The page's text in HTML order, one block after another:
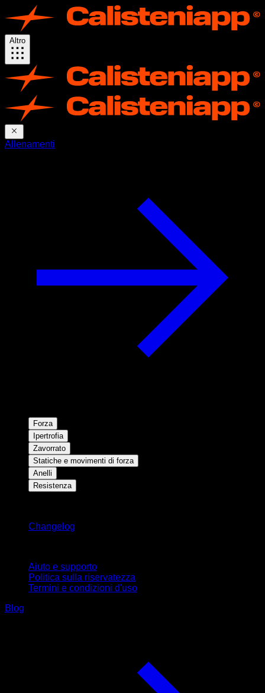
Altro
Allenamenti
Forza
Ipertrofia
Zavorrato
Statiche e movimenti di forza
Anelli
Resistenza
Changelog
Aiuto e supporto
Politica sulla riservatezza
Termini e condizioni d'uso
Blog